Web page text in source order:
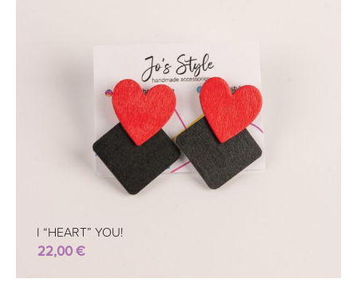
I “HEART” YOU!
22,00€